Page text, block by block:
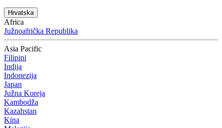
Hrvatska
Africa
Južnoafrička Republika
Asia Pacific
Filipini
Indija
Indonezija
Japan
Južna Koreja
Kambodža
Kazahstan
Kina